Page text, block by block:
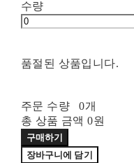
수량
품절된 상품입니다.
주문 수량
0개
총 상품 금액 0원
구매하기
장바구니에 담기